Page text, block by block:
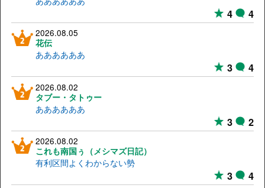
4 4
2026.08.05
花伝
ああああああ
3 4
2026.08.02
タブー・タトゥー
ああああああ
3 2
2026.08.02
これも南国ぅ（メシマズ日記）
有利区間よくわからない勢
3 4